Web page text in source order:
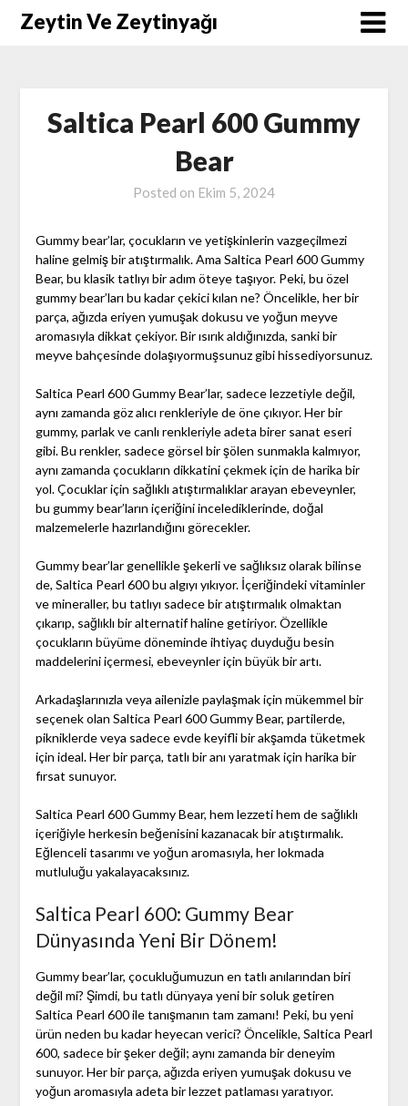
SkipZeytin Ve Zeytinyağı
Saltica Pearl 600 Gummy
Bear
Posted on Ekim 5, 2024
Gummy bear’lar, çocukların ve yetişkinlerin vazgeçilmezi
haline gelmiş bir atıştırmalık. Ama Saltica Pearl 600 Gummy
Bear, bu klasik tatlıyı bir adım öteye taşıyor. Peki, bu özel
gummy bear’ları bu kadar çekici kılan ne? Öncelikle, her bir
parça, ağızda eriyen yumuşak dokusu ve yoğun meyve
aromasıyla dikkat çekiyor. Bir ısırık aldığınızda, sanki bir
meyve bahçesinde dolaşıyormuşsunuz gibi hissediyorsunuz.
Saltica Pearl 600 Gummy Bear’lar, sadece lezzetiyle değil,
aynı zamanda göz alıcı renkleriyle de öne çıkıyor. Her bir
gummy, parlak ve canlı renkleriyle adeta birer sanat eseri
gibi. Bu renkler, sadece görsel bir şölen sunmakla kalmıyor,
aynı zamanda çocukların dikkatini çekmek için de harika bir
yol. Çocuklar için sağlıklı atıştırmalıklar arayan ebeveynler,
bu gummy bear’ların içeriğini incelediklerinde, doğal
malzemelerle hazırlandığını görecekler.
Gummy bear’lar genellikle şekerli ve sağlıksız olarak bilinse
de, Saltica Pearl 600 bu algıyı yıkıyor. İçeriğindeki vitaminler
ve mineraller, bu tatlıyı sadece bir atıştırmalık olmaktan
çıkarıp, sağlıklı bir alternatif haline getiriyor. Özellikle
çocukların büyüme döneminde ihtiyaç duyduğu besin
maddelerini içermesi, ebeveynler için büyük bir artı.
Arkadaşlarınızla veya ailenizle paylaşmak için mükemmel bir
seçenek olan Saltica Pearl 600 Gummy Bear, partilerde,
pikniklerde veya sadece evde keyifli bir akşamda tüketmek
için ideal. Her bir parça, tatlı bir anı yaratmak için harika bir
fırsat sunuyor.
Saltica Pearl 600 Gummy Bear, hem lezzeti hem de sağlıklı
içeriğiyle herkesin beğenisini kazanacak bir atıştırmalık.
Eğlenceli tasarımı ve yoğun aromasıyla, her lokmada
mutluluğu yakalayacaksınız.
Saltica Pearl 600: Gummy Bear
Dünyasında Yeni Bir Dönem!
Gummy bear’lar, çocukluğumuzun en tatlı anılarından biri
değil mi? Şimdi, bu tatlı dünyaya yeni bir soluk getiren
Saltica Pearl 600 ile tanışmanın tam zamanı! Peki, bu yeni
ürün neden bu kadar heyecan verici? Öncelikle, Saltica Pearl
600, sadece bir şeker değil; aynı zamanda bir deneyim
sunuyor. Her bir parça, ağızda eriyen yumuşak dokusu ve
yoğun aromasıyla adeta bir lezzet patlaması yaratıyor.